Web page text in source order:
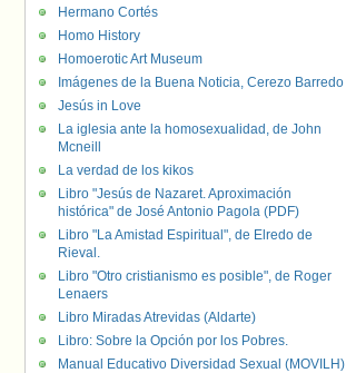
Hermano Cortés
Homo History
Homoerotic Art Museum
Imágenes de la Buena Noticia, Cerezo Barredo
Jesús in Love
La iglesia ante la homosexualidad, de John
Mcneill
La verdad de los kikos
Libro "Jesús de Nazaret. Aproximación
histórica" de José Antonio Pagola (PDF)
Libro "La Amistad Espiritual", de Elredo de
Rieval.
Libro "Otro cristianismo es posible", de Roger
Lenaers
Libro Miradas Atrevidas (Aldarte)
Libro: Sobre la Opción por los Pobres.
Manual Educativo Diversidad Sexual (MOVILH)